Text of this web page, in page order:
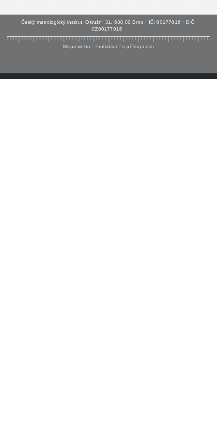
Český metrologický institut, Okružní 31, 638 00 Brno • IČ: 00177016 • DIČ:
CZ00177016
Mapa webu • Prohlášení o přístupnosti